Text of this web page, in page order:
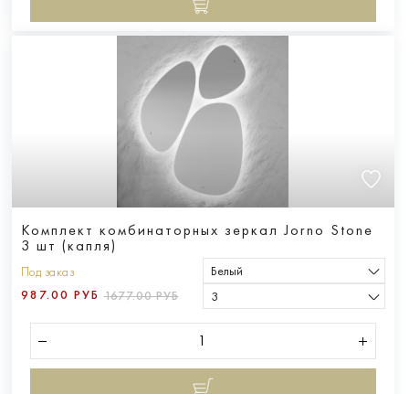
Комплект комбинаторных зеркал Jorno Stone
3 шт (капля)
Под заказ
987.00 РУБ1677.00 РУБ
Белый
3